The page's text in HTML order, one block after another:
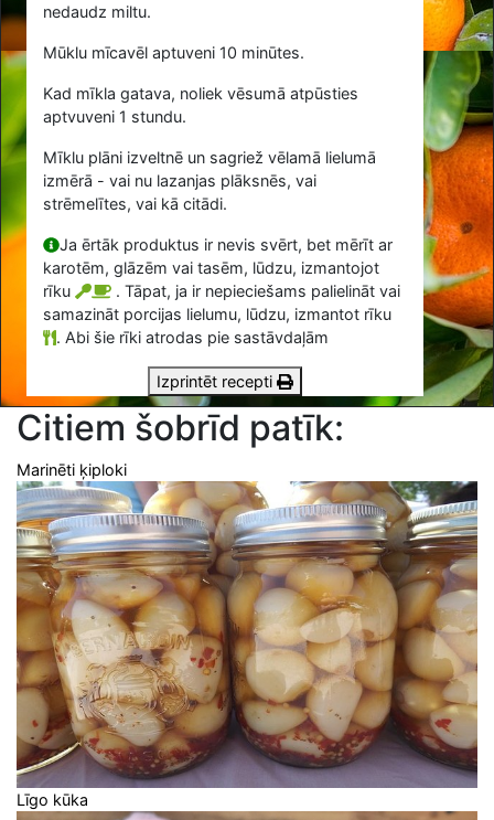
nedaudz miltu.
Mūklu mīcavēl aptuveni 10 minūtes.
Kad mīkla gatava, noliek vēsumā atpūsties
aptvuveni 1 stundu.
Mīklu plāni izveltnē un sagriež vēlamā lielumā
izmērā - vai nu lazanjas plāksnēs, vai
strēmelītes, vai kā citādi.
Ja ērtāk produktus ir nevis svērt, bet mērīt ar
karotēm, glāzēm vai tasēm, lūdzu, izmantojot
rīku
. Tāpat, ja ir nepieciešams palielināt vai
samazināt porcijas lielumu, lūdzu, izmantot rīku
. Abi šie rīki atrodas pie sastāvdaļām
Izprintēt recepti
Citiem šobrīd patīk:
Marinēti ķiploki
Līgo kūka